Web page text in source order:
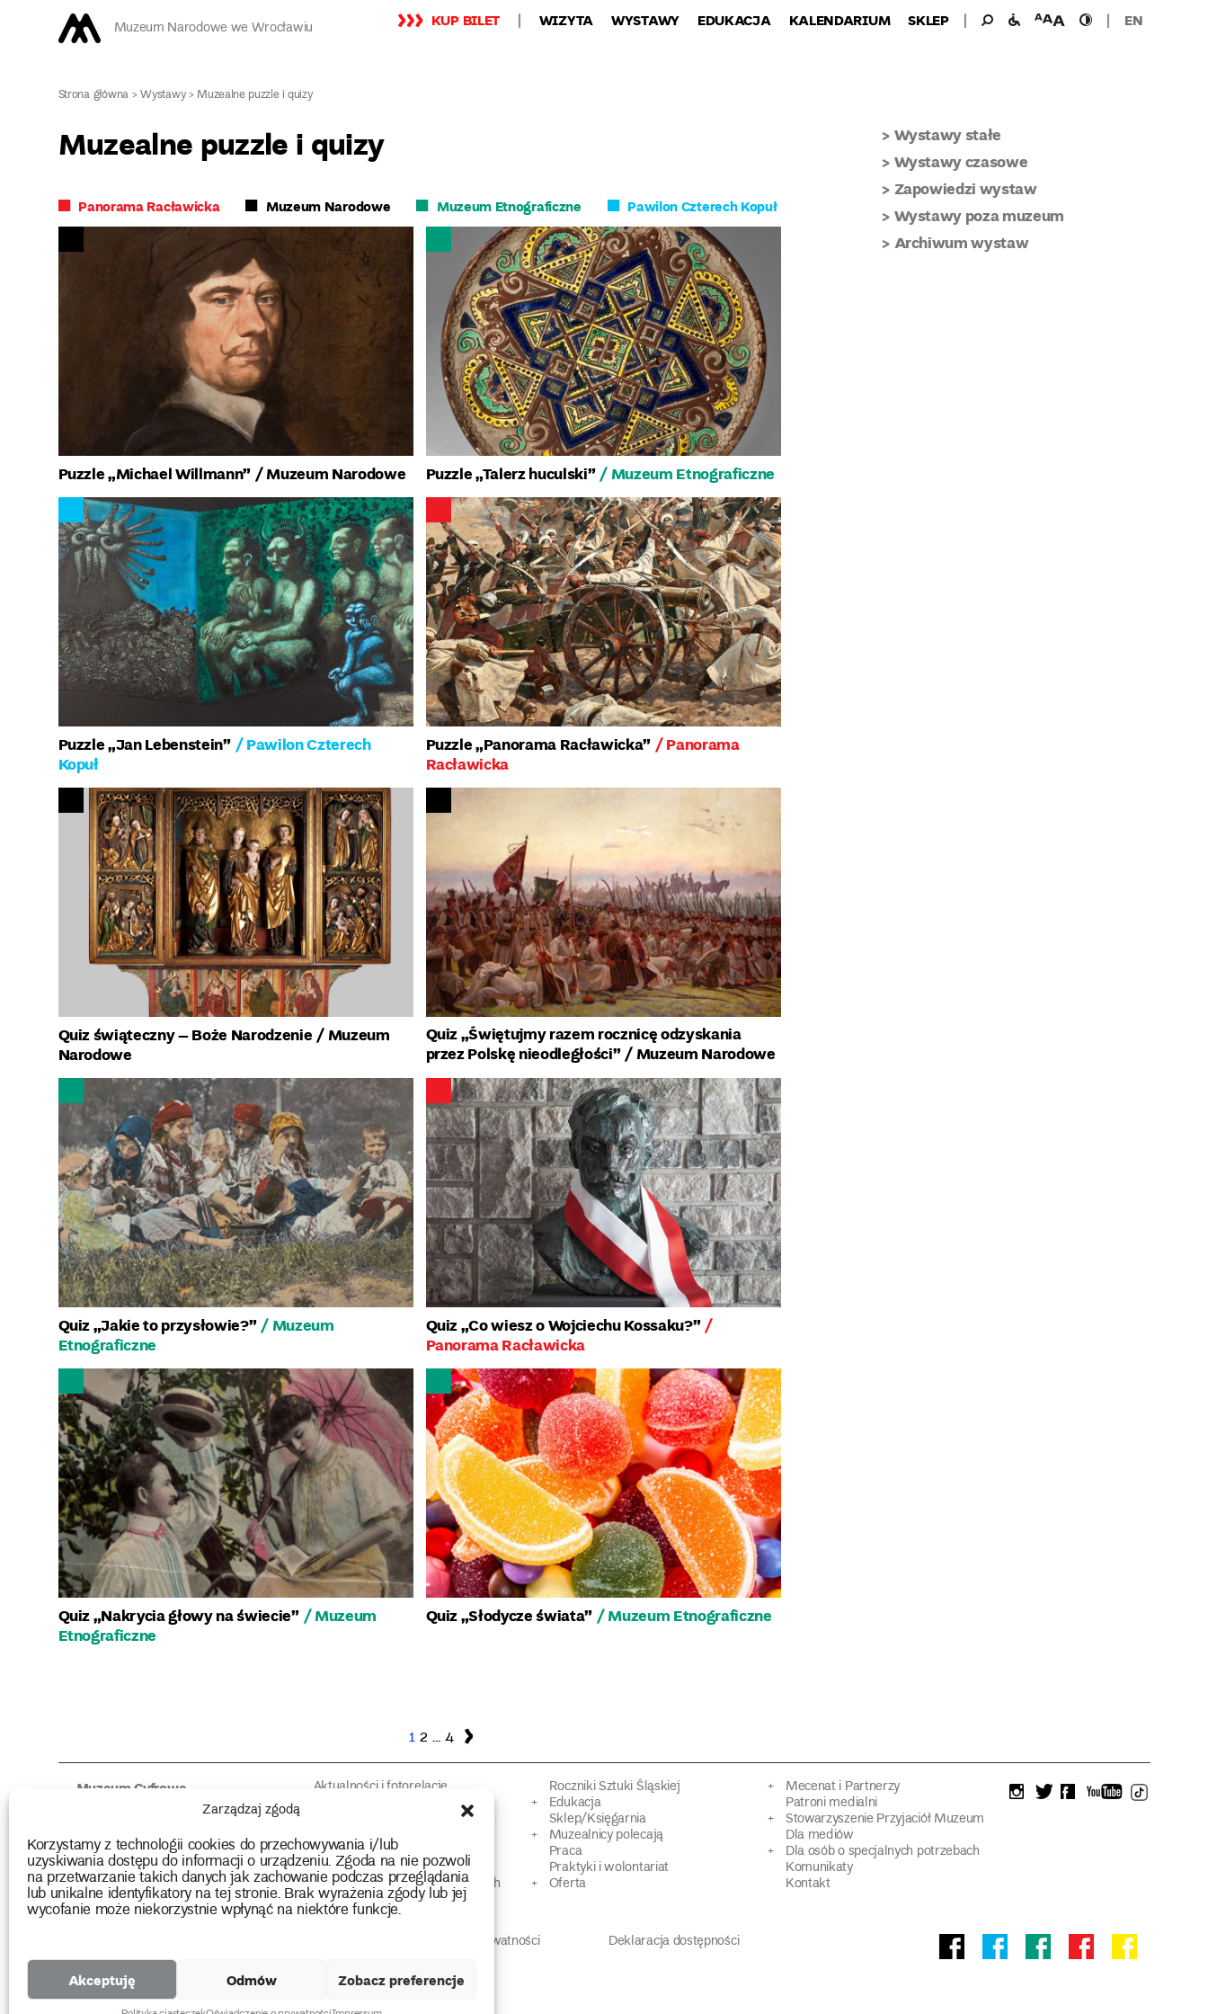
Zarządzaj zgodą
Korzystamy z technologii cookies do przechowywania i/lub
uzyskiwania dostępu do informacji o urządzeniu. Zgoda na nie pozwoli
na przetwarzanie takich danych jak zachowanie podczas przeglądania
lub unikalne identyfikatory na tej stronie. Brak wyrażenia zgody lub jej
wycofanie może niekorzystnie wpłynąć na niektóre funkcje.
Akceptuję Odmów Zobacz preferencje
Muzeum Narodowe we Wrocławiu KUP BILET WIZYTA WYSTAWY EDUKACJA KALENDARIUM SKLEP Wyszukaj
Wyszukiwanie
dla:
udogodnieniawielkość
czcionki
wysoki
kontrast
EN
Strona główna>Wystawy>Muzealne puzzle i quizy
Muzealne puzzle i quizy
Panorama Racławicka Muzeum Narodowe Muzeum Etnograficzne Pawilon Czterech Kopuł
Puzzle „Michael Willmann” / Muzeum Narodowe Puzzle „Talerz huculski” / Muzeum Etnograficzne
Puzzle „Jan Lebenstein” / Pawilon Czterech
Kopuł
Puzzle „Panorama Racławicka” / Panorama
Racławicka
Quiz świąteczny – Boże Narodzenie / Muzeum
Narodowe
Quiz „Świętujmy razem rocznicę odzyskania
przez Polskę nieodległości” / Muzeum Narodowe
Quiz „Jakie to przysłowie?” / Muzeum
Etnograficzne
Quiz „Co wiesz o Wojciechu Kossaku?” /
Panorama Racławicka
Quiz „Nakrycia głowy na świecie” / Muzeum
Etnograficzne
Quiz „Słodycze świata” / Muzeum Etnograficzne
po
Strona
1Strona
2 …Strona
4 Następna
Wystawy stałe
Wystawy czasowe
Zapowiedzi wystaw
Wystawy poza muzeum
Archiwum wystaw
Muzeum Cyfrowe
Użyczenia obiektów
Biblioteka
Wydawnictwo
Multimedia
Aktualności i fotorelacje
Muzealne rozmowy
Kolekcja
Europejskie Dni Dziedzictwa
Programy badań strat wojennych
Roczniki Sztuki Śląskiej
Edukacja
Sklep/Księgarnia
Muzealnicy polecają
Praca
Praktyki i wolontariat
Oferta
Mecenat i Partnerzy
Patroni medialni
Stowarzyszenie Przyjaciół Muzeum
Dla mediów
Dla osób o specjalnych potrzebach
Komunikaty
Kontakt
instagram
twitterfacebookyoutube
tiktok
Polityka prywatności Deklaracja dostępności Facebook
Muzeum
facebook
Pawilonu
facebook
Muzeum
Facebook
Panoramy
facebook
Stowarzyszenie
Projekty
unijne